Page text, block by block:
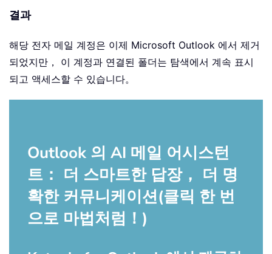
결과
해당 전자 메일 계정은 이제 Microsoft Outlook 에서 제거
되었지만， 이 계정과 연결된 폴더는 탐색에서 계속 표시
되고 액세스할 수 있습니다。
Outlook 의 AI 메일 어시스턴
트： 더 스마트한 답장， 더 명
확한 커뮤니케이션(클릭 한 번
으로 마법처럼！)